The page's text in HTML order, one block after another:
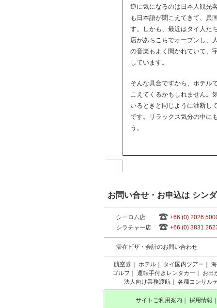
逆に気になるのは日本人観光
も日本語が聞こえてきて、異
す。しかも、最近はタイ人た
店があちこちでオープンし、
の音楽もよく聞かれていて、
しています。
そんな具合ですから、ホテル
こえてくるかもしれません。
いるときと同じように油断し
です。リラックス気分の中に
う。
お問い合せ・お申込は シン
シーロム店
+66 (0) 2026
シラチャー店
+66 (0) 3831
滞在ビザ・会計のお問い合わせ
航空券 ホテル タイ国内ツアー
ゴルフ
運転手付きレンタカー
お出
法人向け業務渡航
各種コンサル
サイトご利用案内 採用情報